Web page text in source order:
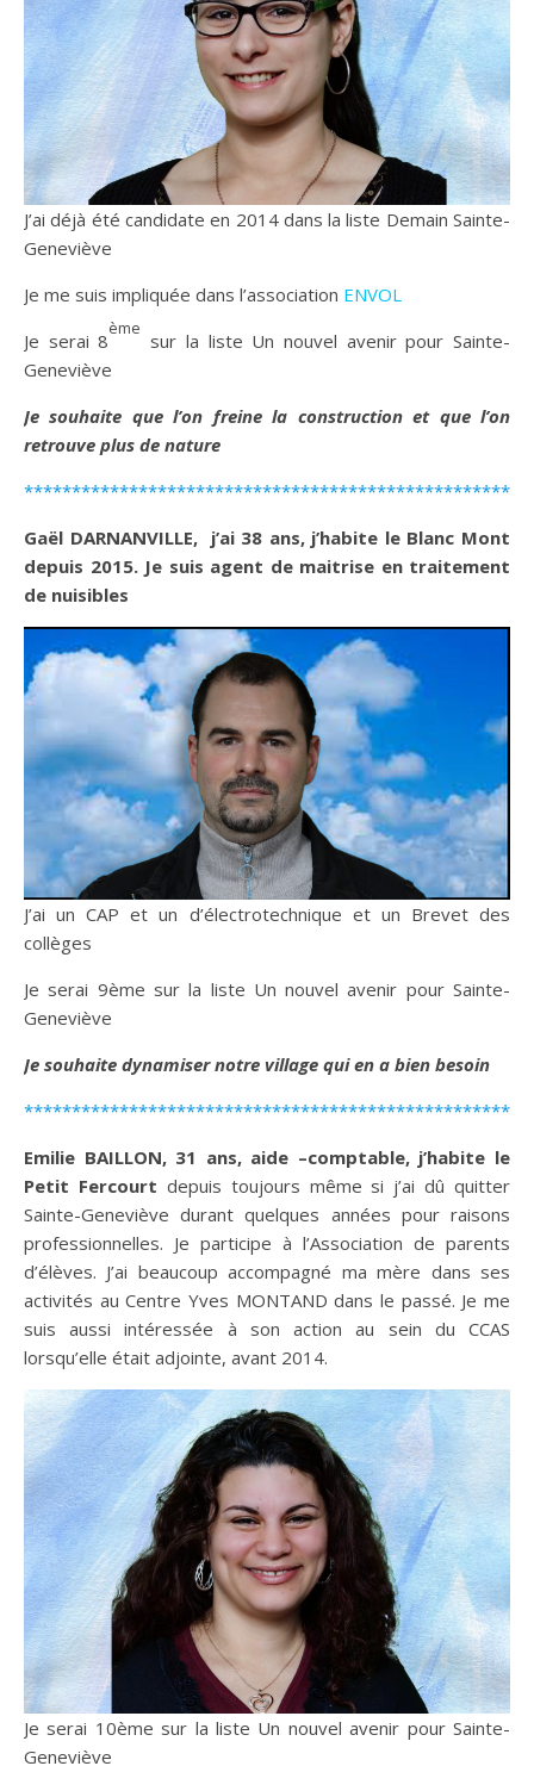
J’ai déjà été candidate en 2014 dans la liste Demain Sainte-
Geneviève
Je me suis impliquée dans l’association ENVOL
Je serai 8
ème
sur la liste Un nouvel avenir pour Sainte-
Geneviève
Je souhaite que l’on freine la construction et que l’on
retrouve plus de nature
Gaël DARNANVILLE, j’ai 38 ans, j’habite le Blanc Mont
depuis 2015. Je suis agent de maitrise en traitement
de nuisibles
J’ai un CAP et un d’électrotechnique et un Brevet des
collèges
Je serai 9ème sur la liste Un nouvel avenir pour Sainte-
Geneviève
Je souhaite dynamiser notre village qui en a bien besoin
Emilie BAILLON, 31 ans, aide –comptable, j’habite le
Petit Fercourt depuis toujours même si j’ai dû quitter
Sainte-Geneviève durant quelques années pour raisons
professionnelles. Je participe à l’Association de parents
d’élèves. J’ai beaucoup accompagné ma mère dans ses
activités au Centre Yves MONTAND dans le passé. Je me
suis aussi intéressée à son action au sein du CCAS
lorsqu’elle était adjointe, avant 2014.
Je serai 10ème sur la liste Un nouvel avenir pour Sainte-
Geneviève